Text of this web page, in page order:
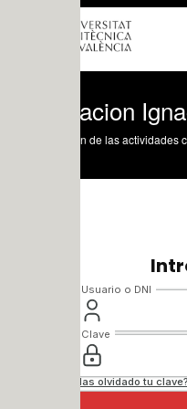
Ignacio
de las actividades científicas,